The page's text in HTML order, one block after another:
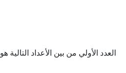
العدد الأولي من بين الأعداد التالية هو